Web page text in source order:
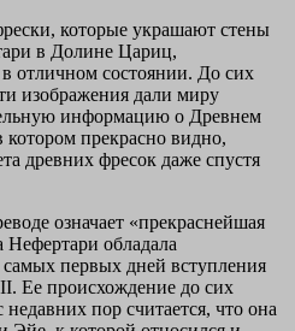
которые украшают стены
в Долине Цариц,
отличном состоянии. До сих
изображения дали миру
информацию о Древнем
прекрасно видно,
древних фресок даже спустя
означает «прекраснейшая
обладала
первых дней вступления
Ее происхождение до сих
пор считается, что она